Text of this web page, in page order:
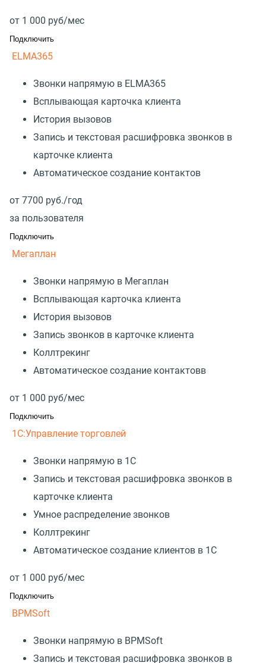
от 1 000 руб/мес
Подключить
ELMA365
Звонки напрямую в ELMA365
Всплывающая карточка клиента
История вызовов
Запись и текстовая расшифровка звонков в
карточке клиента
Автоматическое создание контактов
от 7700 руб./год
за пользователя
Подключить
Мегаплан
Звонки напрямую в Мегаплан
Всплывающая карточка клиента
История вызовов
Запись звонков в карточке клиента
Коллтрекинг
Автоматическое создание контактовв
от 1 000 руб/мес
Подключить
1С:Управление торговлей
Звонки напрямую в 1С
Запись и текстовая расшифровка звонков в
карточке клиента
Умное распределение звонков
Коллтрекинг
Автоматическое создание клиентов в 1С
от 1 000 руб/мес
Подключить
BPMSoft
Звонки напрямую в BPMSoft
Запись и текстовая расшифровка звонков в